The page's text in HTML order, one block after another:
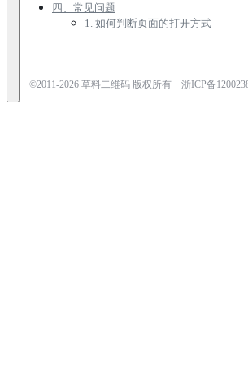
四、常见问题
1. 如何判断页面的打开方式
©2011-2026草料二维码 版权所有 浙ICP备